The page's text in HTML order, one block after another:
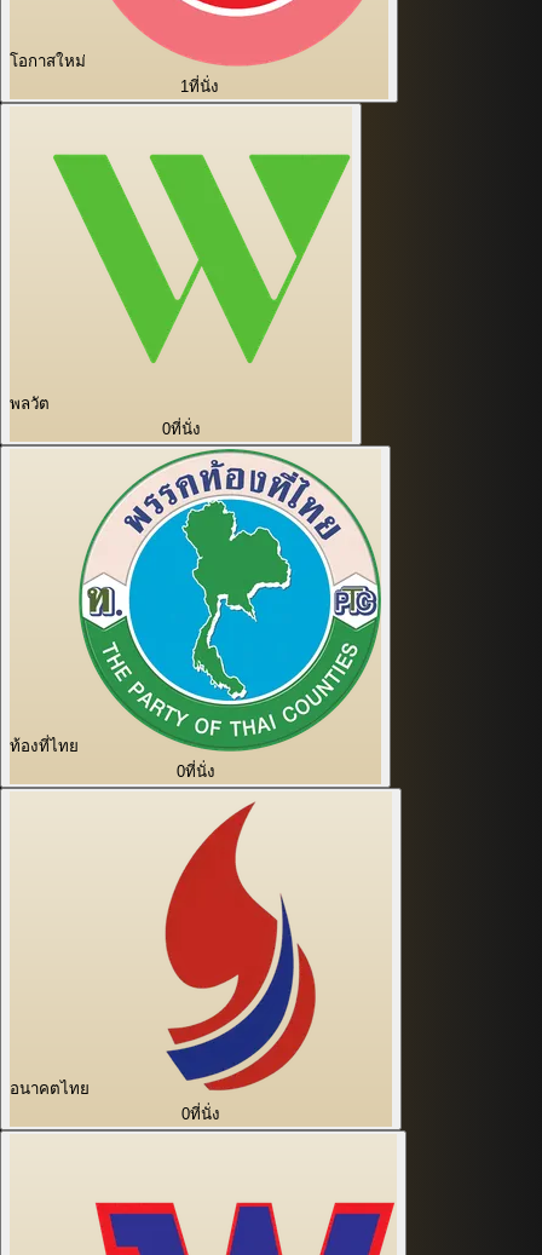
โอกาสใหม่
1ที่นั่ง
พลวัต
0ที่นั่ง
ท้องที่ไทย
0ที่นั่ง
อนาคตไทย
0ที่นั่ง